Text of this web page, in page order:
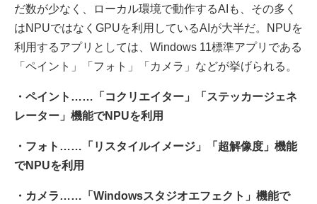
だ数が少なく、ローカル環境で動作するAIも、その多く
はNPUではなくGPUを利用しているAIが大半だ。NPUを
利用するアプリとしては、Windows 11標準アプリである
「ペイント」「フォト」「カメラ」などが挙げられる。
・ペイント……「コクリエイター」「ステッカージェネ
レーター」機能でNPUを利用
・フォト……「リスタイルイメージ」「超解像度」機能
でNPUを利用
・カメラ……「Windowsスタジオエフェクト」機能で